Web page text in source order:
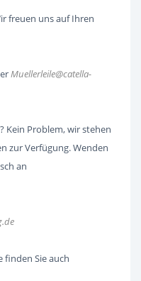
freuen uns auf Ihren
Muellerleile@catella-
Kein Problem, wir stehen
zur Verfügung. Wenden
an
finden Sie auch